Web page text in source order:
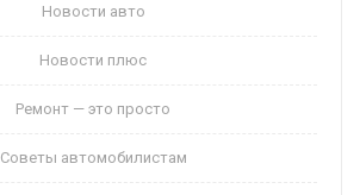
Новости авто
Новости плюс
Ремонт — это просто
Советы автомобилистам